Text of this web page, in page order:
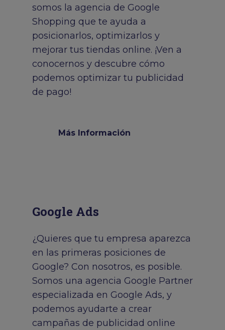
somos la agencia de Google
Shopping que te ayuda a
posicionarlos, optimizarlos y
mejorar tus tiendas online. ¡Ven a
conocernos y descubre cómo
podemos optimizar tu publicidad
de pago!
Más Información
Google Ads
¿Quieres que tu empresa aparezca
en las primeras posiciones de
Google? Con nosotros, es posible.
Somos una agencia Google Partner
especializada en Google Ads, y
podemos ayudarte a crear
campañas de publicidad online